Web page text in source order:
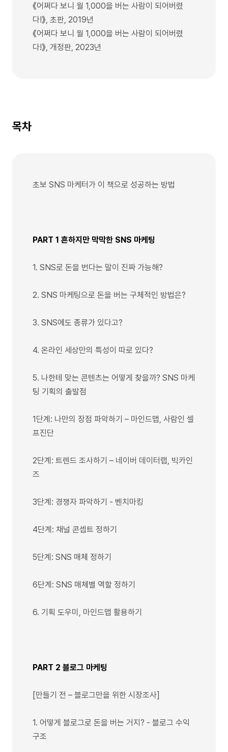
《어쩌다 보니 월 1,000을 버는 사람이 되어버렸
다!》, 초판, 2019년
《어쩌다 보니 월 1,000을 버는 사람이 되어버렸
다!》, 개정판, 2023년
목차
초보 SNS 마케터가 이 책으로 성공하는 방법
PART 1 흔하지만 막막한 SNS 마케팅
1. SNS로 돈을 번다는 말이 진짜 가능해?
2. SNS 마케팅으로 돈을 버는 구체적인 방법은?
3. SNS에도 종류가 있다고?
4. 온라인 세상만의 특성이 따로 있다?
5. 나한테 맞는 콘텐츠는 어떻게 찾을까? SNS 마케
팅 기획의 출발점
1단계: 나만의 장점 파악하기 – 마인드맵, 사람인 셀
프진단
2단계: 트렌드 조사하기 – 네이버 데이터랩, 빅카인
즈
3단계: 경쟁자 파악하기 - 벤치마킹
4단계: 채널 콘셉트 정하기
5단계: SNS 매체 정하기
6단계: SNS 매체별 역할 정하기
6. 기획 도우미, 마인드맵 활용하기
PART 2 블로그 마케팅
[만들기 전 – 블로그만을 위한 시장조사]
1. 어떻게 블로그로 돈을 버는 거지? - 블로그 수익
구조